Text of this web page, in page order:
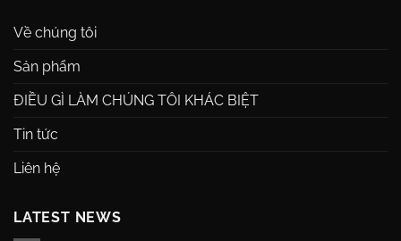
Về chúng tôi
Sản phẩm
ĐIỀU GÌ LÀM CHÚNG TÔI KHÁC BIỆT
Tin tức
Liên hệ
LATEST NEWS